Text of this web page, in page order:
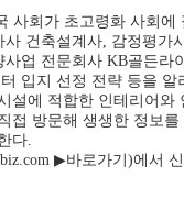
사회가 초고령화 사회
건축설계사, 감정평가
업 전문회사 KB골든라
입지 선정 전략 등을 알
에 적합한 인테리어와
방문해 생생한 정보
다.
▶바로가기)에서